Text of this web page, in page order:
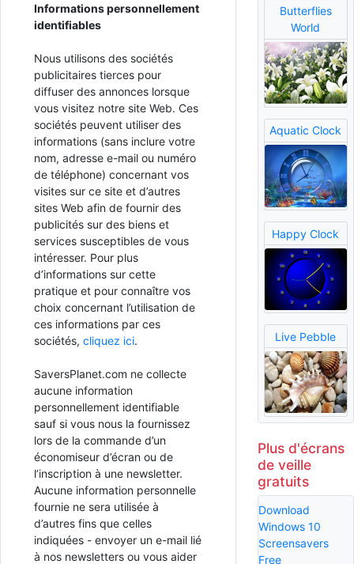
Informations personnellement
identifiables
Nous utilisons des sociétés
publicitaires tierces pour
diffuser des annonces lorsque
vous visitez notre site Web. Ces
sociétés peuvent utiliser des
informations (sans inclure votre
nom, adresse e-mail ou numéro
de téléphone) concernant vos
visites sur ce site et d’autres
sites Web afin de fournir des
publicités sur des biens et
services susceptibles de vous
intéresser. Pour plus
d’informations sur cette
pratique et pour connaître vos
choix concernant l’utilisation de
ces informations par ces
sociétés, cliquez ici.
SaversPlanet.com ne collecte
aucune information
personnellement identifiable
sauf si vous nous la fournissez
lors de la commande d’un
économiseur d’écran ou de
l’inscription à une newsletter.
Aucune information personnelle
fournie ne sera utilisée à
d’autres fins que celles
indiquées - envoyer un e-mail lié
à nos newsletters ou vous aider
Butterflies
World
Aquatic Clock
Happy Clock
Live Pebble
Plus d'écrans
de veille
gratuits
Download
Windows 10
Screensavers
Free